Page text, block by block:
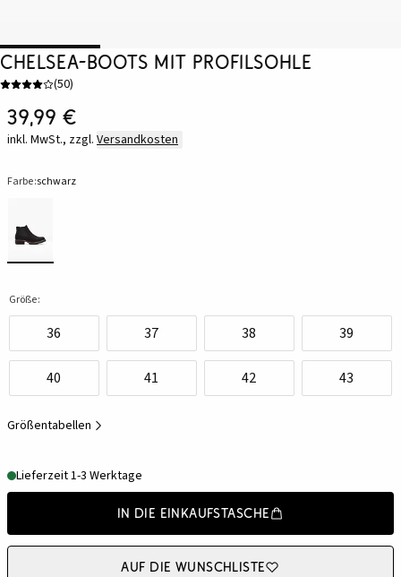
Chelsea-Boots mit Profilsohle
(50)
39,99 €
inkl. MwSt., zzgl. Versandkosten
Farbe:schwarz
Größe:
36 37 38 39
40 41 42 43
Größentabellen
Lieferzeit 1-3 Werktage
In die Einkaufstasche
Auf die Wunschliste